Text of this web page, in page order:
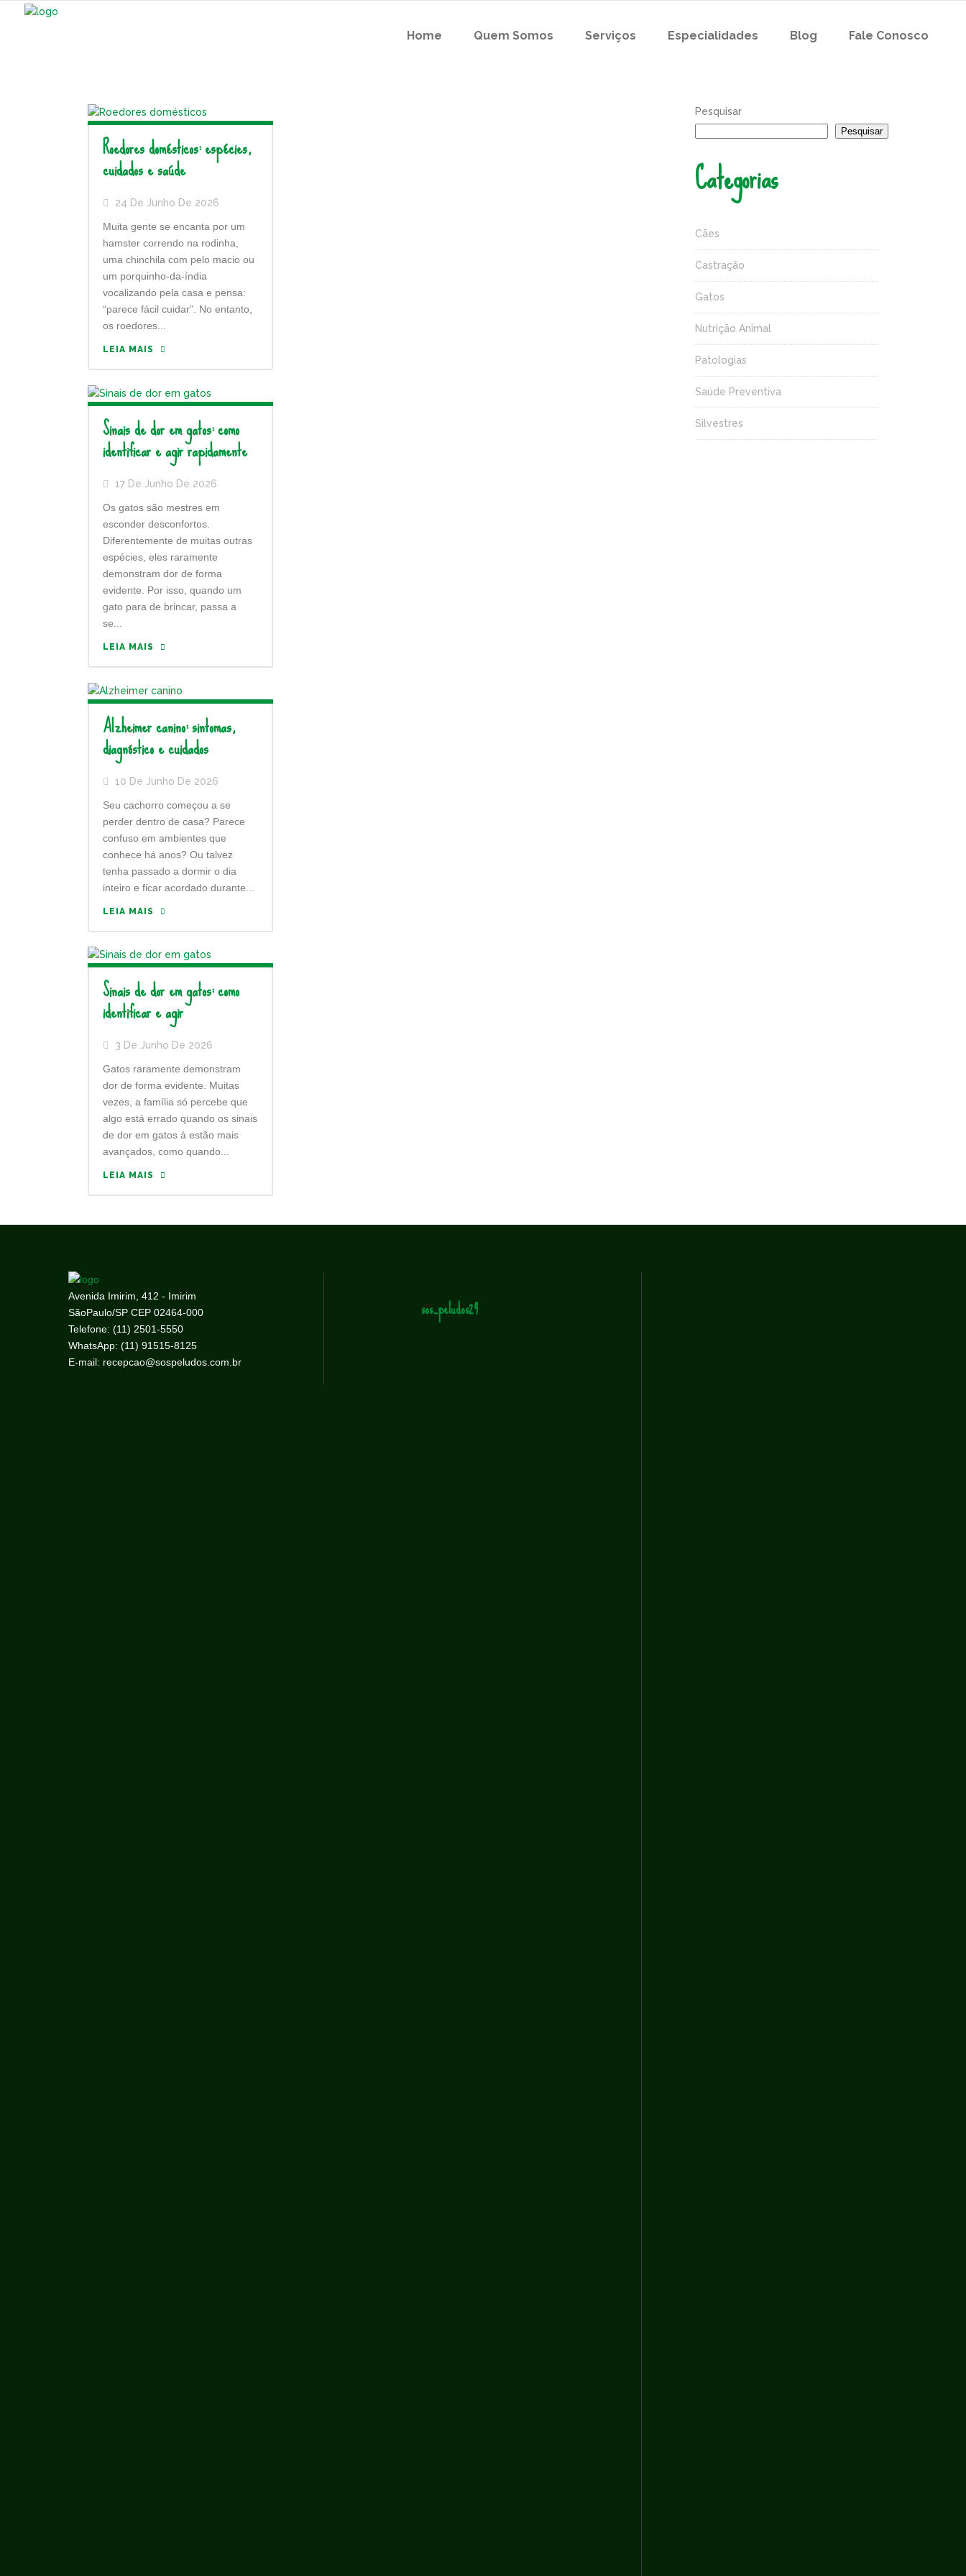
Home Quem Somos Serviços Especialidades Blog Fale Conosco
Roedores domésticos: espécies,
cuidados e saúde
24 De Junho De 2026
Muita gente se encanta por um
hamster correndo na rodinha,
uma chinchila com pelo macio ou
um porquinho-da-índia
vocalizando pela casa e pensa:
“parece fácil cuidar”. No entanto,
os roedores...
LEIA MAIS
Sinais de dor em gatos: como
identificar e agir rapidamente
17 De Junho De 2026
Os gatos são mestres em
esconder desconfortos.
Diferentemente de muitas outras
espécies, eles raramente
demonstram dor de forma
evidente. Por isso, quando um
gato para de brincar, passa a
se...
LEIA MAIS
Alzheimer canino: sintomas,
diagnóstico e cuidados
10 De Junho De 2026
Seu cachorro começou a se
perder dentro de casa? Parece
confuso em ambientes que
conhece há anos? Ou talvez
tenha passado a dormir o dia
inteiro e ficar acordado durante...
LEIA MAIS
Sinais de dor em gatos: como
identificar e agir
3 De Junho De 2026
Gatos raramente demonstram
dor de forma evidente. Muitas
vezes, a família só percebe que
algo está errado quando os sinais
de dor em gatos á estão mais
avançados, como quando...
LEIA MAIS
Pesquisar
Pesquisar
Categorias
Cães
Castração
Gatos
Nutrição Animal
Patologias
Saúde Preventiva
Silvestres
Avenida Imirim, 412 - Imirim
SãoPaulo/SP CEP 02464-000
Telefone: (11) 2501-5550
WhatsApp: (11) 91515-8125
E-mail: recepcao@sospeludos.com.br
sos_peludos24